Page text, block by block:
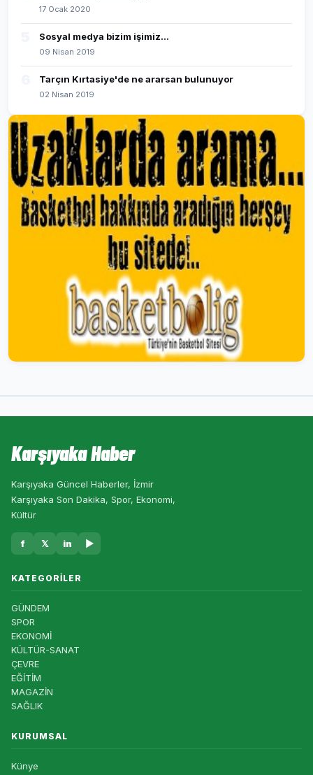
17 Ocak 2020
Sosyal medya bizim işimiz...
09 Nisan 2019
Tarçın Kırtasiye'de ne ararsan bulunuyor
02 Nisan 2019
Karşıyaka Haber
Karşıyaka Güncel Haberler, İzmir
Karşıyaka Son Dakika, Spor, Ekonomi,
Kültür
f 𝕏 in ▶
KATEGORILER
GÜNDEM
SPOR
EKONOMİ
KÜLTÜR-SANAT
ÇEVRE
EĞİTİM
MAGAZİN
SAĞLIK
KURUMSAL
Künye